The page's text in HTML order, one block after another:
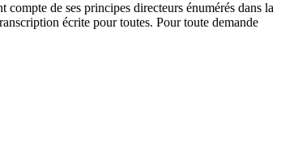
de ses principes directeurs énumérés dans la
écrite pour toutes. Pour toute demande